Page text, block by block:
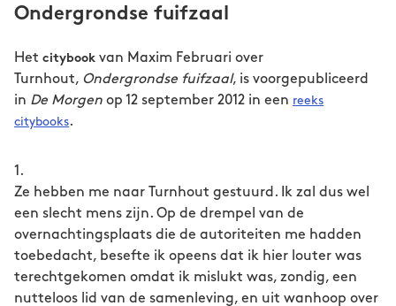
Ondergrondse fuifzaal
Het citybook van Maxim Februari over
Turnhout, Ondergrondse fuifzaal, is voorgepubliceerd
in De Morgen op 12 september 2012 in een reeks
citybooks.
1.
Ze hebben me naar Turnhout gestuurd. Ik zal dus wel
een slecht mens zijn. Op de drempel van de
overnachtingsplaats die de autoriteiten me hadden
toebedacht, besefte ik opeens dat ik hier louter was
terechtgekomen omdat ik mislukt was, zondig, een
nutteloos lid van de samenleving, en uit wanhoop over